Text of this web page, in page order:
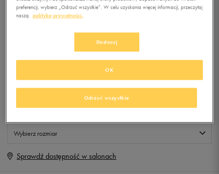
KLUBIE 50 STYLE
Produkt niedostępny
Jeśli artykuł będzie ponownie dostępny, otrzymasz od nas powiadomienie.
Wybierz rozmiar
ONE SIZE Powiadom o dostępności
Sprawdź dostępność w salonach
preferencji, wybierz „Odrzuć wszystkie”. W celu uzyskania więcej informacji, przeczytaj
naszą politykę prywatności.
Dostosuj
Odrzuć wszystkie
OK